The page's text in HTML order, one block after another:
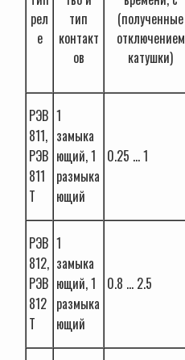
рел
е
тип
контакт
ов
(полученные
отключением
катушки)
РЭВ
811,
РЭВ
811
Т
1
замыка
ющий, 1
размыка
ющий
0.25 … 1
РЭВ
812,
РЭВ
812
Т
1
замыка
ющий, 1
размыка
ющий
0.8 … 2.5